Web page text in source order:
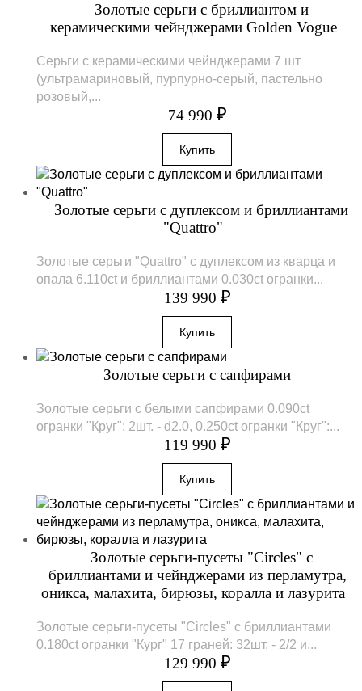
Золотые серьги с бриллиантом и
керамическими чейнджерами Golden Vogue
Серьги с керамическими чейнджерами 7 шт
(ультрамариновый, пурпурно-серый, пастельно
розовый,...
74 990 ₽
Золотые серьги с дуплексом и бриллиантами
"Quattro"
Золотые серьги "Quattro" с дуплексом из кварца и
опала 6.110ct и бриллиантами 0.030ct огранки...
139 990 ₽
Золотые серьги с сапфирами
Золотые серьги с белыми сапфирами 0.090ct
огранки "Круг": 2шт. - d2.0, 0.250ct огранки "Круг":...
119 990 ₽
Золотые серьги-пусеты "Circles" с
бриллиантами и чейнджерами из перламутра,
оникса, малахита, бирюзы, коралла и лазурита
Золотые серьги-пусеты "Circles" с бриллиантами
0.180ct огранки "Кург" 17 граней: 32шт. - 2/2 и...
129 990 ₽